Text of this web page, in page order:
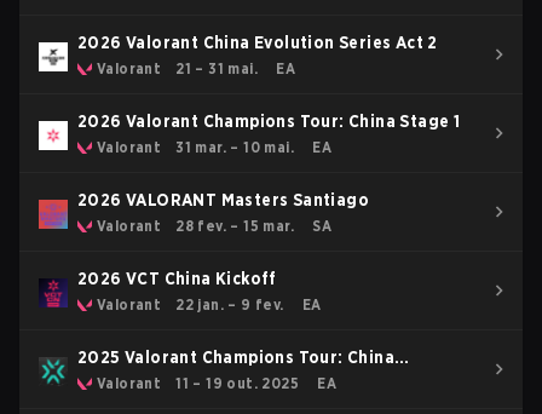
2026 Valorant China Evolution Series Act 2
Valorant 21 – 31 mai. EA
2026 Valorant Champions Tour: China Stage 1
Valorant 31 mar. – 10 mai. EA
2026 VALORANT Masters Santiago
Valorant 28 fev. – 15 mar. SA
2026 VCT China Kickoff
Valorant 22 jan. – 9 fev. EA
2025 Valorant Champions Tour: China
Ascension
Valorant 11 – 19 out. 2025 EA